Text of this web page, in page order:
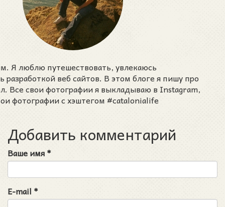
Я люблю путешествовать, увлекаюсь
веб сайтов. В этом блоге я пишу про
Все свои фотографии я выкладываю в Instagram,
фотографии с хэштегом #catalonialife
Добавить комментарий
Ваше имя*
E-mail *